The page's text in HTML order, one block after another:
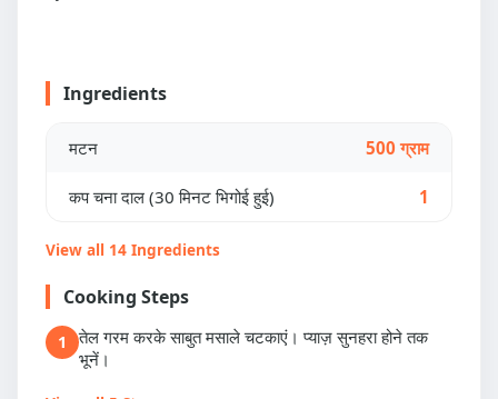
Ingredients
मटन 500 ग्राम
कप चना दाल (30 मिनट भिगोई हुई) 1
View all 14 Ingredients
Cooking Steps
1
तेल गरम करके साबुत मसाले चटकाएं। प्याज़ सुनहरा होने तक
भूनें।